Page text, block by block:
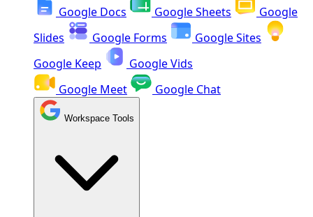
Google Docs Google Sheets
Google
Slides
Google Forms
Google Sites
Google Keep
Google Vids
Google Meet
Google Chat
Workspace Tools